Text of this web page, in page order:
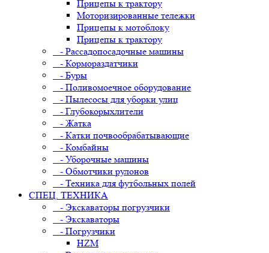
Прицепы к трактору
Моторизированные тележки
Прицепы к мотоблоку
Прицепы к трактору
- Рассадопосадочные машины
- Кормораздатчики
- Буры
- Поливомоечное оборудование
- Пылесосы для уборки улиц
- Глубокорыхлители
- Жатка
- Катки почвообрабатывающие
- Комбайны
- Уборочные машины
- Обмотчики рулонов
- Техника для футбольных полей
СПЕЦ. ТЕХНИКА
- Экскаваторы погрузчики
- Экскаваторы
- Погрузчики
HZM